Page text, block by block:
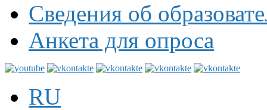
Сведения об
Анкета для опроса
RU